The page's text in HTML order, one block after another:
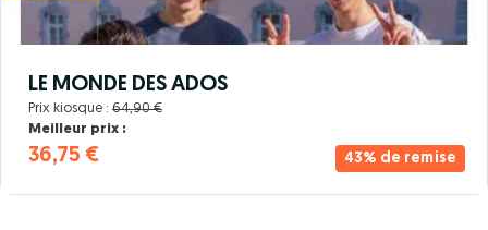
43% de remise
LE MONDE DES ADOS
Prix kiosque : 64,90 €
Meilleur prix :
36,75 €